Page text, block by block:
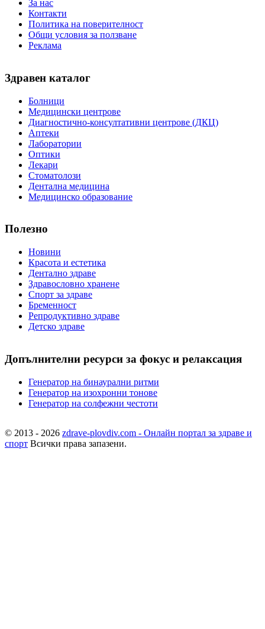
За нас
Контакти
Политика на поверителност
Общи условия за ползване
Реклама
Здравен каталог
Болници
Медицински центрове
Диагностично-консултативни центрове (ДКЦ)
Аптеки
Лаборатории
Оптики
Лекари
Стоматолози
Дентална медицина
Медицинско образование
Полезно
Новини
Красота и естетика
Дентално здраве
Здравословно хранене
Спорт за здраве
Бременност
Репродуктивно здраве
Детско здраве
Допълнителни ресурси за фокус и релаксация
Генератор на бинаурални ритми
Генератор на изохронни тонове
Генератор на солфежни честоти
© 2013 - 2026 zdrave-plovdiv.com - Онлайн портал за здраве и
спорт Всички права запазени.